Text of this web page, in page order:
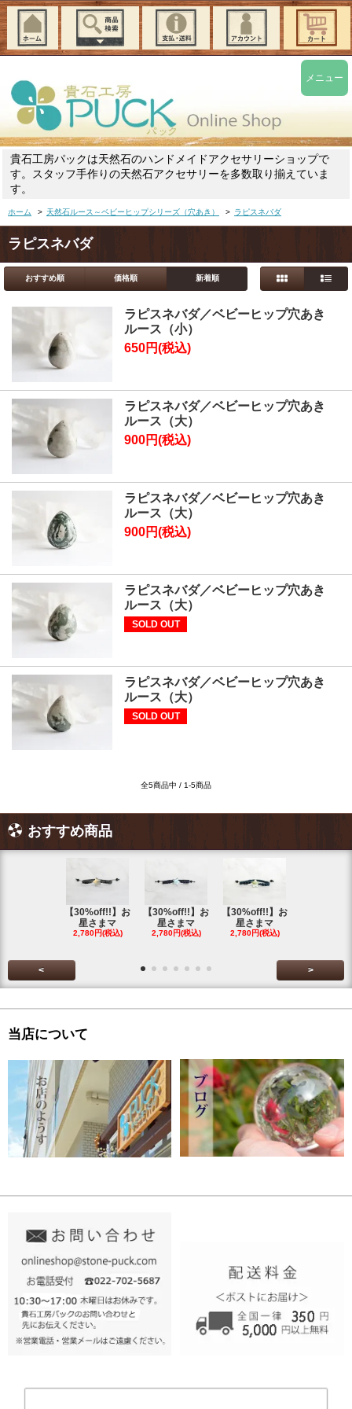
貴石工房パックは天然石のハンドメイドアクセサリーショップで
す。スタッフ手作りの天然石アクセサリーを多数取り揃えていま
す。
ホーム > 天然石ルース～ベビーヒップシリーズ（穴あき） > ラピスネバダ
ラピスネバダ
おすすめ順 価格順 新着順
ラピスネバダ／ベビーヒップ穴あき
ルース（小）
650円(税込)
ラピスネバダ／ベビーヒップ穴あき
ルース（大）
900円(税込)
ラピスネバダ／ベビーヒップ穴あき
ルース（大）
900円(税込)
ラピスネバダ／ベビーヒップ穴あき
ルース（大）
SOLD OUT
ラピスネバダ／ベビーヒップ穴あき
ルース（大）
SOLD OUT
全5商品中 / 1-5商品
メニュー
おすすめ商品
【30%off!!】お
星さまマ
2,780円(税込)
【30%off!!】お
星さまマ
2,780円(税込)
【30%off!!】お
星さまマ
2,780円(税込)
< >
当店について